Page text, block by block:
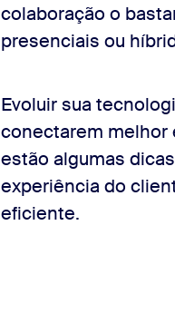
colaboração o
presenciais ou
Evoluir sua
conectarem melhor
estão algumas
experiência do
eficiente.